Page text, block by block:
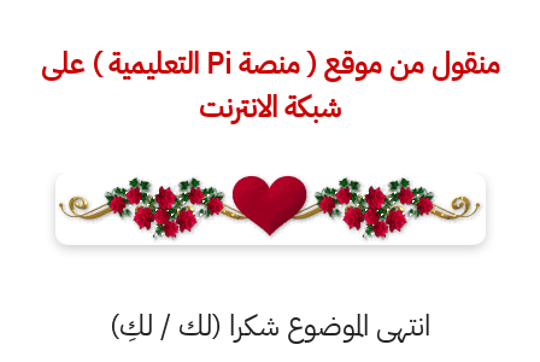
منقول من موقع ( منصة Pi التعليمية ) على
شبكة الانترنت
انتهى الموضوع شكرا (لك / لكِ)